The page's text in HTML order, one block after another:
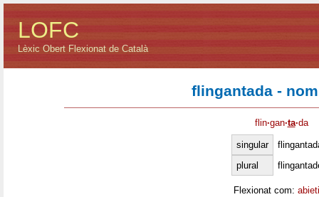
LOFC
Lèxic Obert Flexionat de Català
flingantada -
flin·gan·ta·da
singular
plural
Flexionat com: